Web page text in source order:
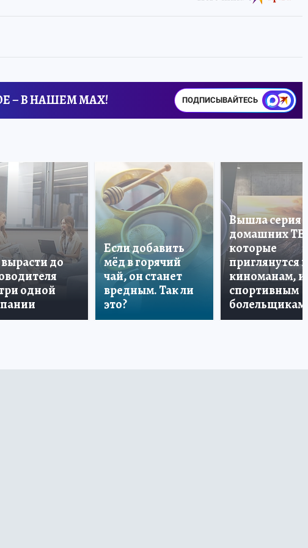
– В НАШЕМ MAX! ПОДПИСЫВАЙТЕСЬ
до
одной
Если добавить
мёд в горячий
чай, он станет
вредным. Так ли
это?
Вышла серия
домашних ТВ,
которые
приглянутся и
киноманам, и
спортивным
болельщикам